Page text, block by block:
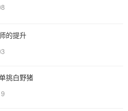
的提升
挑白野猪